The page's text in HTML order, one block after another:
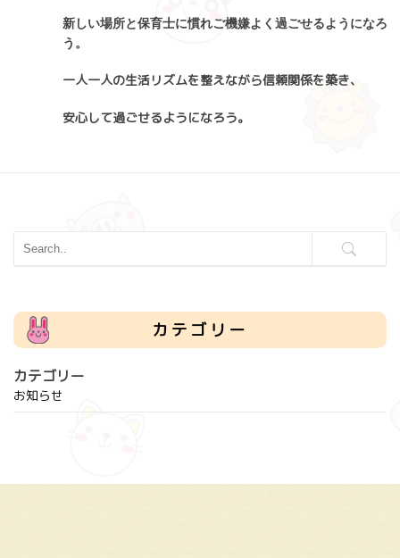
新しい場所と保育士に慣れご機嫌よく過ごせるようになろ
う。
一人一人の生活リズムを整えながら信頼関係を築き、
安心して過ごせるようになろう。
カテゴリー
カテゴリー
お知らせ